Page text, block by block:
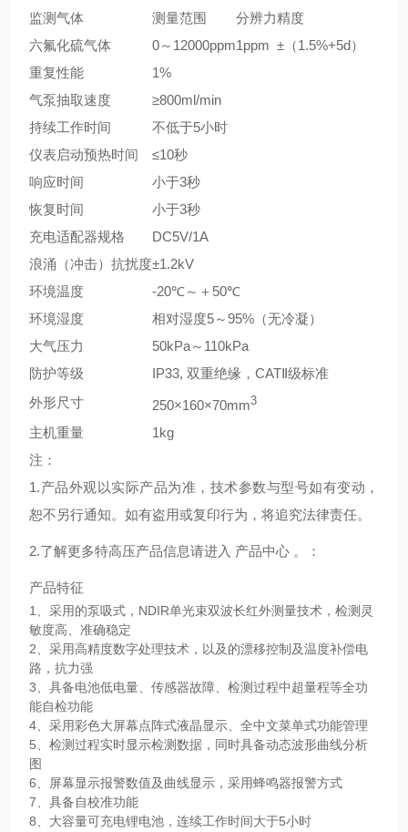
监测气体 测量范围 分辨力精度
六氟化硫气体
0～12000ppm1ppm ±（1.5%+5d）
重复性能
1%
气泵抽取速度
≥800ml/min
持续工作时间
不低于5小时
仪表启动预热时间
≤10秒
响应时间
小于3秒
恢复时间
小于3秒
充电适配器规格
DC5V/1A
浪涌（冲击）抗扰度±1.2kV
环境温度
-20℃～＋50℃
环境湿度
相对湿度5～95%（无冷凝）
大气压力
50kPa～110kPa
防护等级
IP33, 双重绝缘，CATⅡ级标准
外形尺寸
250×160×70mm3
主机重量
1kg
注：
1.产品外观以实际产品为准，技术参数与型号如有变动，
恕不另行通知。如有盗用或复印行为，将追究法律责任。
2.了解更多特高压产品信息请进入 产品中心 。：
产品特征
1、采用的泵吸式，NDIR单光束双波长红外测量技术，检测灵
敏度高、准确稳定
2、采用高精度数字处理技术，以及的漂移控制及温度补偿电
路，抗力强
3、具备电池低电量、传感器故障、检测过程中超量程等全功
能自检功能
4、采用彩色大屏幕点阵式液晶显示、全中文菜单式功能管理
5、检测过程实时显示检测数据，同时具备动态波形曲线分析
图
6、屏幕显示报警数值及曲线显示，采用蜂鸣器报警方式
7、具备自校准功能
8、大容量可充电锂电池，连续工作时间大于5小时